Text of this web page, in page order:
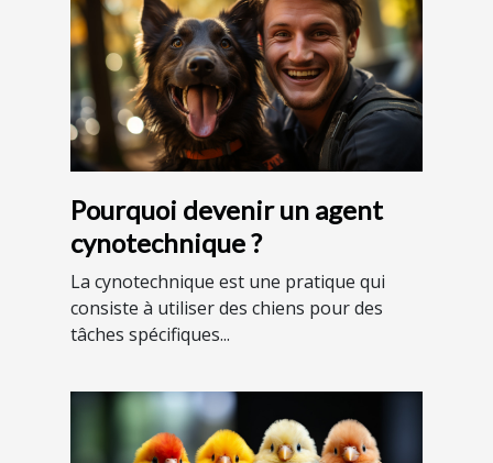
Pourquoi devenir un agent
cynotechnique ?
La cynotechnique est une pratique qui
consiste à utiliser des chiens pour des
tâches spécifiques...